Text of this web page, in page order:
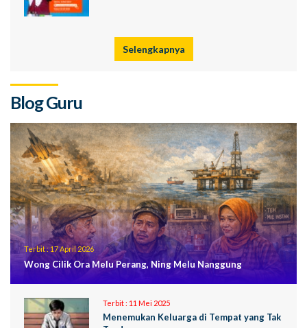
Selengkapnya
Blog Guru
Terbit :17 April 2026
Wong Cilik Ora Melu Perang, Ning Melu Nanggung
Terbit : 11 Mei 2025
Menemukan Keluarga di Tempat yang Tak